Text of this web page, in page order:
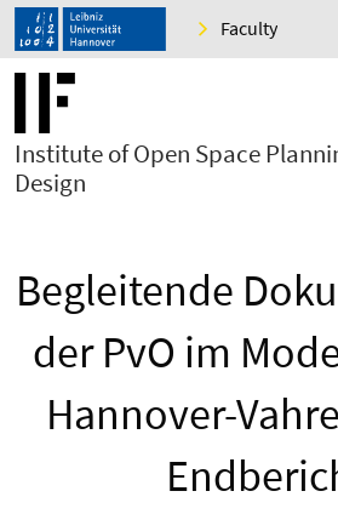
Faculty
Institute of Open Space
Design
Begleitende
der PvO im
Hannover-